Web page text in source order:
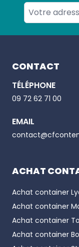
CONTACT
TÉLÉPHONE
Email
09 72 62 71 00
EMAIL
Phone number
ACHAT
Achat container
Achat container
Achat container
Achat container